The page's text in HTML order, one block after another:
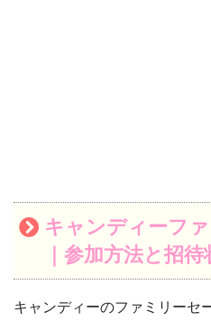
キャンディーフ
｜参加方法と招
キャンディーのファミリーセ